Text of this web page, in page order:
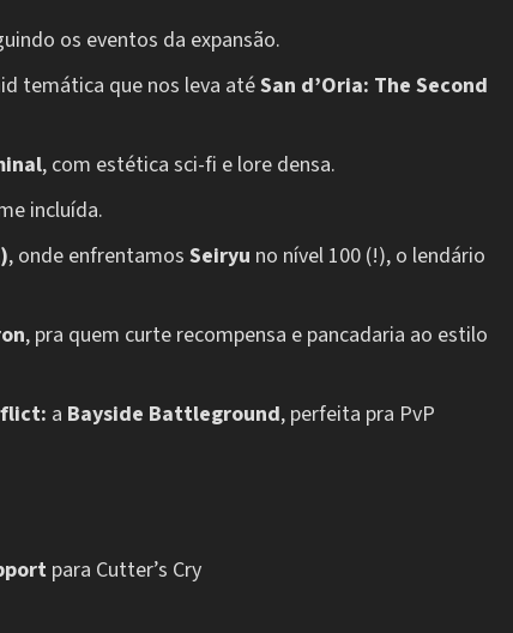
os eventos da expansão.
temática que nos leva atéSan d’Oria: The Second
, com estética sci-fi e lore densa.
incluída.
, onde enfrentamos Seiryu no nível 100 (!), o lendário
, pra quem curte recompensa e pancadaria ao estilo
a Bayside Battleground, perfeita pra PvP
para Cutter’s Cry